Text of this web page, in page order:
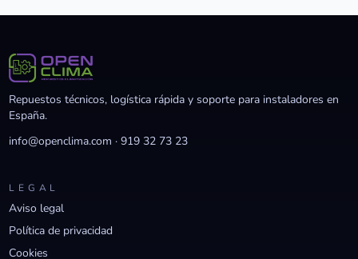
Repuestos técnicos, logística rápida y soporte para instaladores en
España.
info@openclima.com ·919 32 73 23
LEGAL
Aviso legal
Política de privacidad
Cookies